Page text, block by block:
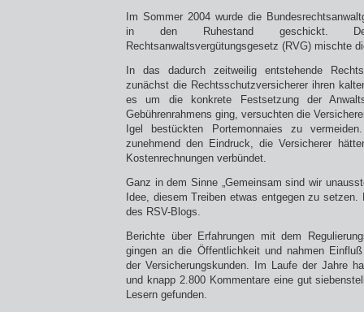
Im Sommer 2004 wurde die
in den Ruhestand geschickt.
Rechtsanwaltsvergütungsgesetz (RVG) mischte
In das dadurch zeitweilig entstehende
zunächst die Rechtsschutzversicherer ihren
es um die konkrete Festsetzung der
Gebührenrahmens ging, versuchten die
Igel bestückten Portemonnaies zu
zunehmend den Eindruck, die Versicherer
Kostenrechnungen verbündet.
Ganz in dem Sinne „Gemeinsam sind wir
Idee, diesem Treiben etwas entgegen zu
des RSV-Blogs.
Berichte über Erfahrungen mit dem
gingen an die Öffentlichkeit und nahmen
der Versicherungskunden. Im Laufe der Jahre
und knapp 2.800 Kommentare eine gut
Lesern gefunden.